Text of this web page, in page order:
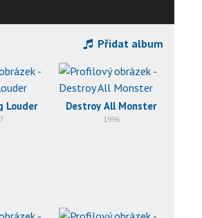
Přidat album
Louder Destroy All Monster
1996